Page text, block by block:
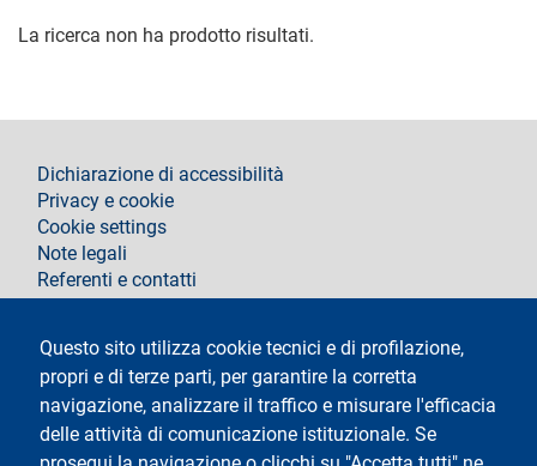
La ricerca non ha prodotto risultati.
Questo sito utilizza cookie tecnici e di profilazione,
propri e di terze parti, per garantire la corretta
navigazione, analizzare il traffico e misurare l'efficacia
delle attività di comunicazione istituzionale. Se
footer
Dichiarazione di accessibilità
Privacy e cookie
Cookie settings
Note legali
Referenti e contatti